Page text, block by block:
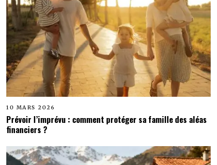
10 MARS 2026
Prévoir l’imprévu : comment protéger sa famille des aléas
financiers ?